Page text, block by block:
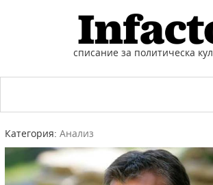
списание за политическа
Категория: Анализ